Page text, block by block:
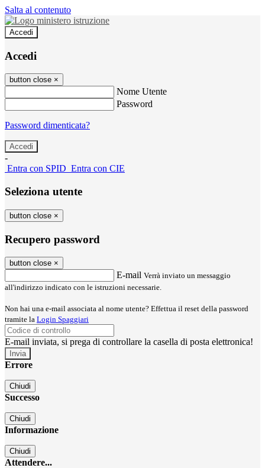
Salta al contenuto
Accedi
Accedi
button close ×
Nome Utente
Password
Password dimenticata?
-
Entra con SPID Entra con CIE
Seleziona utente
button close ×
Recupero password
button close ×
E-mail Verrà inviato un messaggio
all'indirizzo indicato con le istruzioni necessarie.
Non hai una e-mail associata al nome utente? Effettua il reset della password
tramite la Login Spaggiari
E-mail inviata, si prega di controllare la casella di posta elettronica!
Errore
Chiudi
Successo
Chiudi
Informazione
Chiudi
Attendere...